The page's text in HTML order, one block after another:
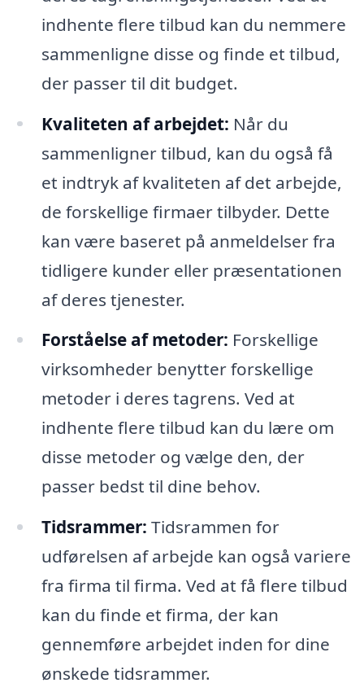
indhente flere tilbud kan du nemmere
sammenligne disse og finde et tilbud,
der passer til dit budget.
Kvaliteten af arbejdet: Når du
sammenligner tilbud, kan du også få
et indtryk af kvaliteten af det arbejde,
de forskellige firmaer tilbyder. Dette
kan være baseret på anmeldelser fra
tidligere kunder eller præsentationen
af deres tjenester.
Forståelse af metoder: Forskellige
virksomheder benytter forskellige
metoder i deres tagrens. Ved at
indhente flere tilbud kan du lære om
disse metoder og vælge den, der
passer bedst til dine behov.
Tidsrammer: Tidsrammen for
udførelsen af arbejde kan også variere
fra firma til firma. Ved at få flere tilbud
kan du finde et firma, der kan
gennemføre arbejdet inden for dine
ønskede tidsrammer.